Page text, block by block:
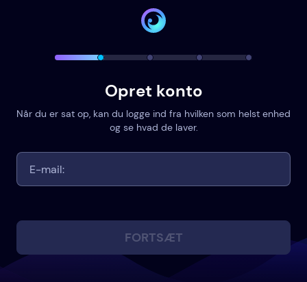
Opret konto
Når du er sat op, kan du logge ind fra hvilken som helst enhed
og se hvad de laver.
FORTSÆT